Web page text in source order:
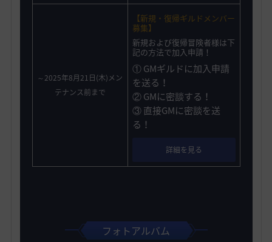
～2025年8月21日(木)メン
テナンス前まで
【新規・復帰ギルドメンバー
募集】
新規および復帰冒険者様は下
記の方法で加入申請！
① GMギルドに加入申請
を送る！
② GMに密談する！
③ 直接GMに密談を送
る！
詳細を見る
フォトアルバム